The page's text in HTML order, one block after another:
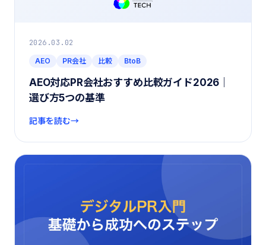
2026.03.02
AEO PR会社 比較 BtoB
AEO対応PR会社おすすめ比較ガイド2026｜
選び方5つの基準
記事を読む